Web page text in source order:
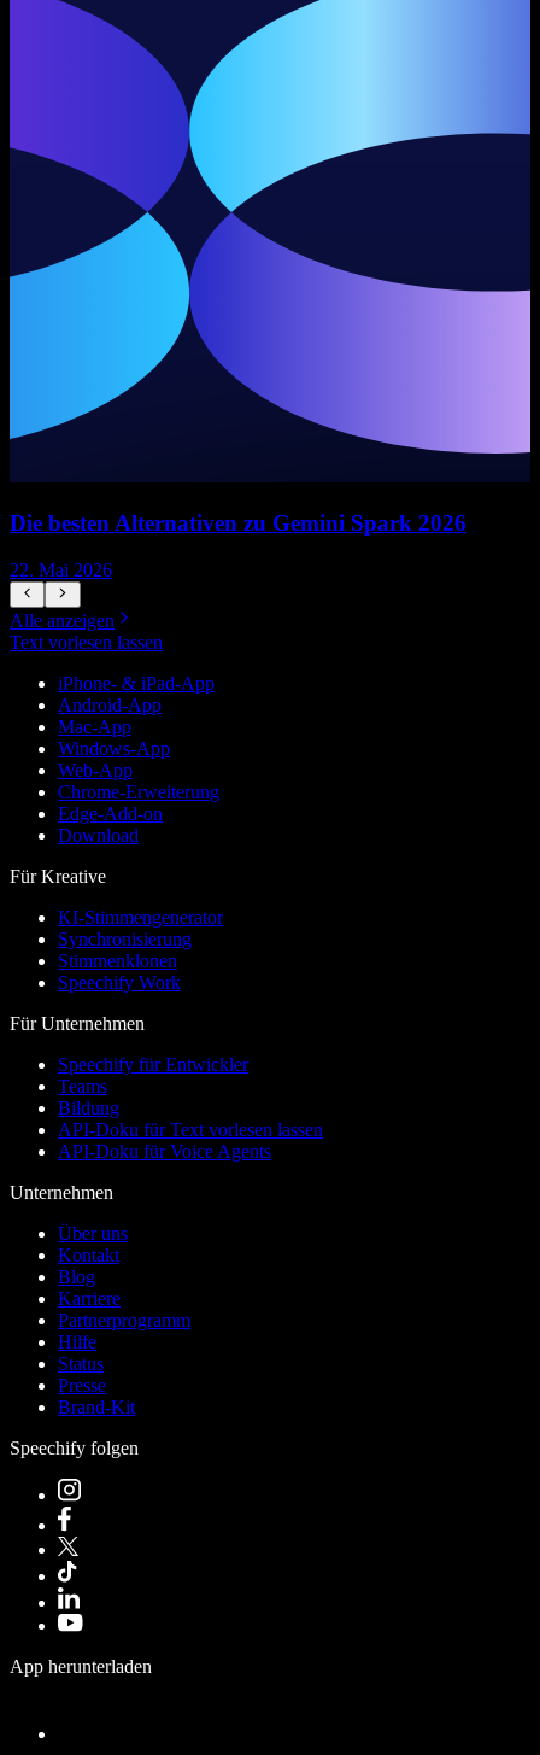
Die besten Alternativen zu Gemini Spark 2026
22. Mai 2026
Alle anzeigen
Text vorlesen lassen
iPhone- & iPad-App
Android-App
Mac-App
Windows-App
Web-App
Chrome-Erweiterung
Edge-Add-on
Download
Für Kreative
KI-Stimmengenerator
Synchronisierung
Stimmenklonen
Speechify Work
Für Unternehmen
Speechify für Entwickler
Teams
Bildung
API-Doku für Text vorlesen lassen
API-Doku für Voice Agents
Unternehmen
Über uns
Kontakt
Blog
Karriere
Partnerprogramm
Hilfe
Status
Presse
Brand-Kit
Speechify folgen
App herunterladen